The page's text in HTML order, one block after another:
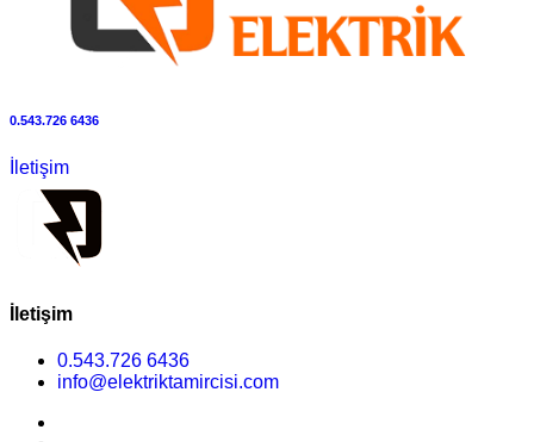
0.543.726 6436
İletişim
İletişim
0.543.726 6436
info@elektriktamircisi.com